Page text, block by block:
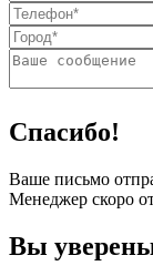
Спасибо!
Ваше письмо
Менеджер скоро
Вы